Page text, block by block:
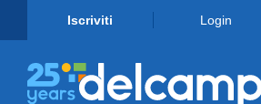
Iscriviti Login